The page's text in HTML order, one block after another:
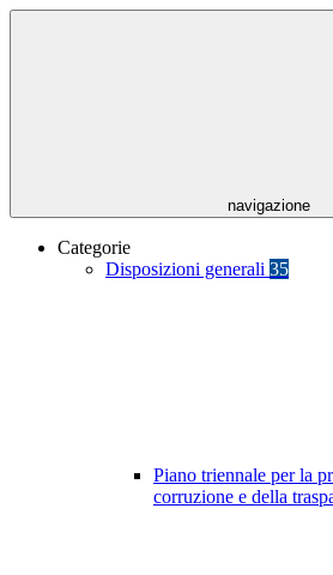
navigazione
Categorie
Disposizioni generali 35
Piano triennale per la
corruzione e della